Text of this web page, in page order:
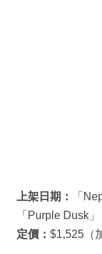
上架日期：
「
「Purple Dusk
定價： $1,525（